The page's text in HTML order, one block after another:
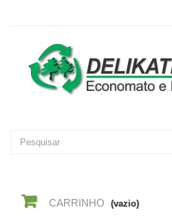
CARRINHO (vazio)